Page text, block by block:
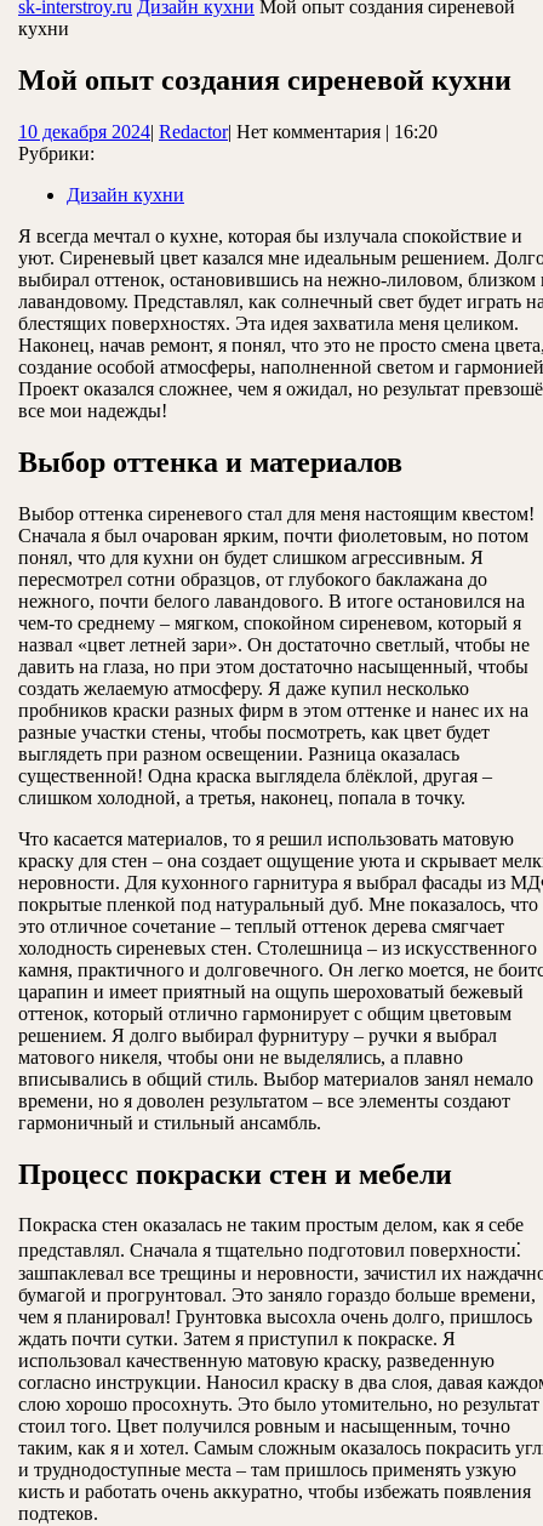
sk-interstroy.ru Дизайн кухни Мой опыт создания сиреневой
кухни
Мой опыт создания сиреневой кухни
10 декабря 202410
| RedactorRedactor
| Нет комментария | 16:20
Рубрики:
Дизайн кухни
Я всегда мечтал о кухне, которая бы излучала спокойствие и
уют. Сиреневый цвет казался мне идеальным решением.
выбирал оттенок, остановившись на нежно-лиловом, близком
лавандовому. Представлял, как солнечный свет будет играть
блестящих поверхностях. Эта идея захватила меня целиком.
Наконец, начав ремонт, я понял, что это не просто смена
создание особой атмосферы, наполненной светом и
Проект оказался сложнее, чем я ожидал, но результат
все мои надежды!
Выбор оттенка и материалов
Выбор оттенка сиреневого стал для меня настоящим квестом!
Сначала я был очарован ярким, почти фиолетовым, но потом
понял, что для кухни он будет слишком агрессивным. Я
пересмотрел сотни образцов, от глубокого баклажана до
нежного, почти белого лавандового. В итоге остановился на
чем-то среднему – мягком, спокойном сиреневом, который я
назвал «цвет летней зари». Он достаточно светлый, чтобы не
давить на глаза, но при этом достаточно насыщенный, чтобы
создать желаемую атмосферу. Я даже купил несколько
пробников краски разных фирм в этом оттенке и нанес их на
разные участки стены, чтобы посмотреть, как цвет будет
выглядеть при разном освещении. Разница оказалась
существенной! Одна краска выглядела блёклой, другая –
слишком холодной, а третья, наконец, попала в точку.
Что касается материалов, то я решил использовать матовую
краску для стен – она создает ощущение уюта и скрывает
неровности. Для кухонного гарнитура я выбрал фасады из
покрытые пленкой под натуральный дуб. Мне показалось, что
это отличное сочетание – теплый оттенок дерева смягчает
холодность сиреневых стен. Столешница – из искусственного
камня, практичного и долговечного. Он легко моется, не
царапин и имеет приятный на ощупь шероховатый бежевый
оттенок, который отлично гармонирует с общим цветовым
решением. Я долго выбирал фурнитуру – ручки я выбрал
матового никеля, чтобы они не выделялись, а плавно
вписывались в общий стиль. Выбор материалов занял немало
времени, но я доволен результатом – все элементы создают
гармоничный и стильный ансамбль.
Процесс покраски стен и мебели
Покраска стен оказалась не таким простым делом, как я себе
представлял. Сначала я тщательно подготовил поверхности⁚
зашпаклевал все трещины и неровности, зачистил их
бумагой и прогрунтовал. Это заняло гораздо больше времени,
чем я планировал! Грунтовка высохла очень долго, пришлось
ждать почти сутки. Затем я приступил к покраске. Я
использовал качественную матовую краску, разведенную
согласно инструкции. Наносил краску в два слоя, давая
слою хорошо просохнуть. Это было утомительно, но результат
стоил того. Цвет получился ровным и насыщенным, точно
таким, как я и хотел. Самым сложным оказалось покрасить
и труднодоступные места – там пришлось применять узкую
кисть и работать очень аккуратно, чтобы избежать появления
подтеков.